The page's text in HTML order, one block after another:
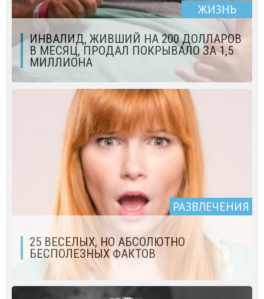
ЖИЗНЬ
ИНВАЛИД, ЖИВШИЙ НА 200 ДОЛЛАРОВ
В МЕСЯЦ, ПРОДАЛ ПОКРЫВАЛО ЗА 1,5
МИЛЛИОНА
РАЗВЛЕЧЕНИЯ
25 ВЕСЕЛЫХ, НО АБСОЛЮТНО
БЕСПОЛЕЗНЫХ ФАКТОВ